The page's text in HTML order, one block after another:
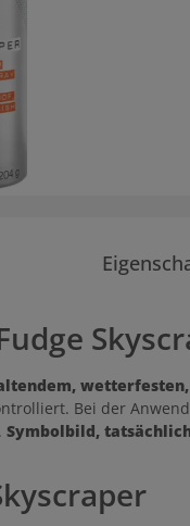
Bei der
Symbolbild,